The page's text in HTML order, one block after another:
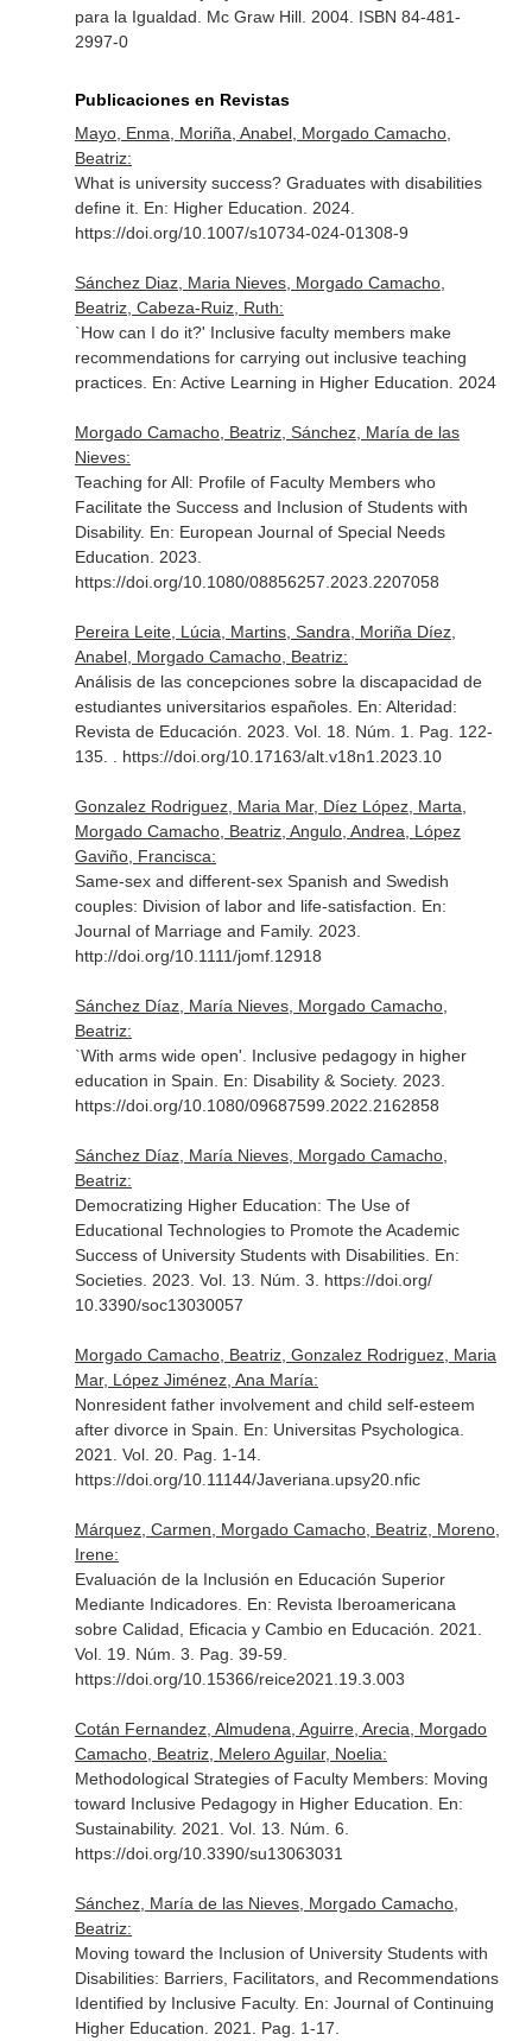
para la Igualdad . Mc Graw Hill. 2004. ISBN 84-481-
2997-0
Publicaciones en Revistas
Mayo, Enma, Moriña, Anabel, Morgado Camacho,
Beatriz:
What is university success? Graduates with disabilities
define it. En: Higher Education . 2024.
https://doi.org/10.1007/s10734-024-01308-9
Sánchez Diaz, Maria Nieves, Morgado Camacho,
Beatriz, Cabeza-Ruiz, Ruth:
`How can I do it?' Inclusive faculty members make
recommendations for carrying out inclusive teaching
practices. En: Active Learning in Higher Education . 2024
Morgado Camacho, Beatriz, Sánchez, María de las
Nieves:
Teaching for All: Profile of Faculty Members who
Facilitate the Success and Inclusion of Students with
Disability. En: European Journal of Special Needs
Education . 2023.
https://doi.org/10.1080/08856257.2023.2207058
Pereira Leite, Lúcia, Martins, Sandra, Moriña Díez,
Anabel, Morgado Camacho, Beatriz:
Análisis de las concepciones sobre la discapacidad de
estudiantes universitarios españoles. En: Alteridad:
Revista de Educación . 2023. Vol. 18. Núm. 1. Pag. 122-
135. . https://doi.org/10.17163/alt.v18n1.2023.10
Gonzalez Rodriguez, Maria Mar, Díez López, Marta,
Morgado Camacho, Beatriz, Angulo, Andrea, López
Gaviño, Francisca:
Same-sex and different-sex Spanish and Swedish
couples: Division of labor and life-satisfaction. En:
Journal of Marriage and Family. 2023.
http://doi.org/10.1111/jomf.12918
Sánchez Díaz, María Nieves, Morgado Camacho,
Beatriz:
`With arms wide open'. Inclusive pedagogy in higher
education in Spain. En: Disability & Society. 2023.
https://doi.org/10.1080/09687599.2022.2162858
Sánchez Díaz, María Nieves, Morgado Camacho,
Beatriz:
Democratizing Higher Education: The Use of
Educational Technologies to Promote the Academic
Success of University Students with Disabilities. En:
Societies. 2023. Vol. 13. Núm. 3. https://doi.org/
10.3390/soc13030057
Morgado Camacho, Beatriz, Gonzalez Rodriguez, Maria
Mar, López Jiménez, Ana María:
Nonresident father involvement and child self-esteem
after divorce in Spain. En: Universitas Psychologica
2021. Vol. 20. Pag. 1-14.
https://doi.org/10.11144/Javeriana.upsy20.nfic
Márquez, Carmen, Morgado Camacho, Beatriz, Moreno,
Irene:
Evaluación de la Inclusión en Educación Superior
Mediante Indicadores. En: Revista Iberoamericana
sobre Calidad, Eficacia y Cambio en Educación . 2021.
Vol. 19. Núm. 3. Pag. 39-59.
https://doi.org/10.15366/reice2021.19.3.003
Cotán Fernandez, Almudena, Aguirre, Arecia, Morgado
Camacho, Beatriz, Melero Aguilar, Noelia:
Methodological Strategies of Faculty Members: Moving
toward Inclusive Pedagogy in Higher Education. En:
Sustainability. 2021. Vol. 13. Núm. 6.
https://doi.org/10.3390/su13063031
Sánchez, María de las Nieves, Morgado Camacho,
Beatriz:
Moving toward the Inclusion of University Students with
Disabilities: Barriers, Facilitators, and Recommendations
Identified by Inclusive Faculty. En: Journal of Continuing
Higher Education . 2021. Pag. 1-17.